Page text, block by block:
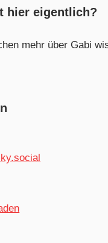
hier eigentlich?
mehr über Gabi